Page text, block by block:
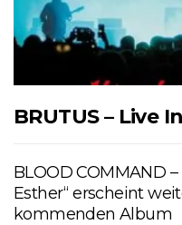
BRUTUS – Live
BLOOD COMMAND
Esther“ erscheint
kommenden Album